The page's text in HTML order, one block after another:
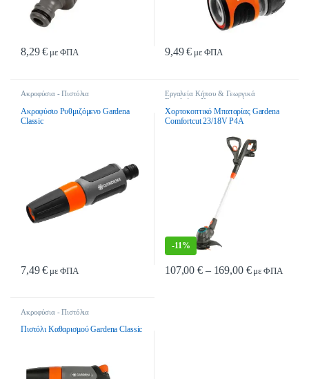
8,29€ με ΦΠΑ 9,49€ με ΦΠΑ
Ακροφύσια - Πιστόλια
Ακροφύσιο Ρυθμιζόμενο Gardena
Classic
7,49€ με ΦΠΑ
Εργαλεία Κήπου & Γεωργικά
Εργαλεία
Χορτοκοπτικά
Χορτοκοπτικά - Θαμνοκοπτικά -
Σκαπτικά ,Χορτοκοπτικά Μπαταρίας
Χορτοκοπτικό Μπαταρίας Gardena
Comfortcut 23/18V P4A
-11%
107,00€ – 169,00 €Price range:
με ΦΠΑ
Ακροφύσια - Πιστόλια
Πιστόλι Καθαρισμού Gardena Classic